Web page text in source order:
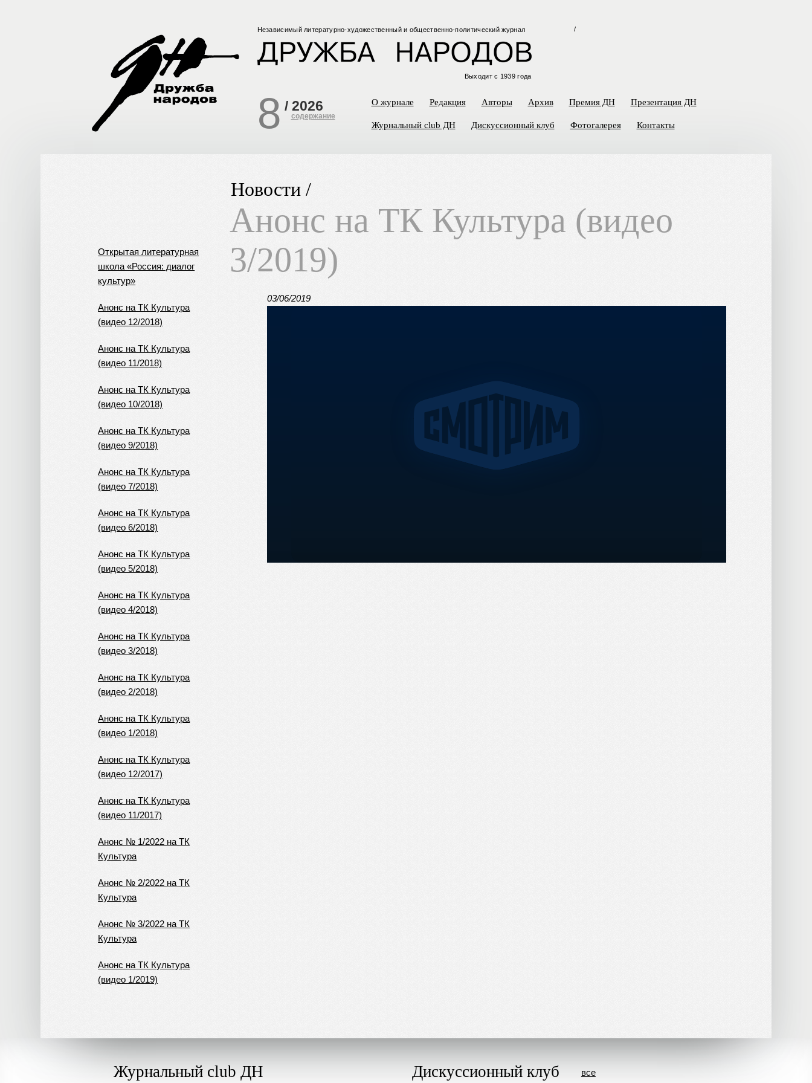
Независимый литературно-художественный и общественно-политический журнал
Выходит с 1939 года
/
8 / 2026
содержание
О журнале Редакция Авторы Архив Премия ДН Презентация ДН
Журнальный club ДН Дискуссионный клуб Фотогалерея Контакты
Открытая литературная
школа «Россия: диалог
культур»
Анонс на ТК Культура
(видео 12/2018)
Анонс на ТК Культура
(видео 11/2018)
Анонс на ТК Культура
(видео 10/2018)
Анонс на ТК Культура
(видео 9/2018)
Анонс на ТК Культура
(видео 7/2018)
Анонс на ТК Культура
(видео 6/2018)
Анонс на ТК Культура
(видео 5/2018)
Анонс на ТК Культура
(видео 4/2018)
Анонс на ТК Культура
(видео 3/2018)
Анонс на ТК Культура
(видео 2/2018)
Анонс на ТК Культура
(видео 1/2018)
Анонс на ТК Культура
(видео 12/2017)
Анонс на ТК Культура
(видео 11/2017)
Анонс № 1/2022 на ТК
Культура
Анонс № 2/2022 на ТК
Культура
Анонс № 3/2022 на ТК
Культура
Анонс на ТК Культура
(видео 1/2019)
Новости /
Анонс на ТК Культура (видео
3/2019)
03/06/2019
Журнальный club ДН Дискуссионный клуб все